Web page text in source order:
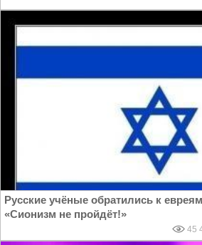
Русские учёные обратились к
«Сионизм не пройдёт!»
45